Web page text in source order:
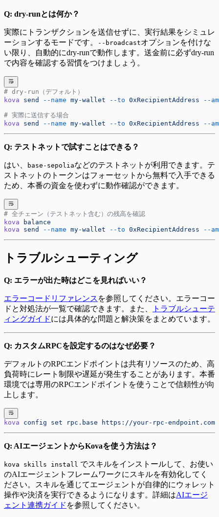
Q: dry-runとは何か？
実際にトランザクションを送信せずに、実行結果をシミュレ
ーションするモードです。
--broadcastオプションを付けな
い限り、自動的にdry-runで動作します。送金前に必ずdry-run
で内容を確認する習慣をつけましょう。
# dry-run（デフォルト）
kova send --name my-wallet --to 0xRecipientAddress --
# 実際に送信する場合
kova send --name my-wallet --to 0xRecipientAddress --
Q: テストネットで試すことはできる？
はい、 base-sepoliaなどのテストネットが利用できます。テ
ストネットのトークンはフォーセットから無料で入手できる
ため、本番の資金を使わずに動作確認ができます。
# 全チェーン（テストネット含む）の残高を確認
kova balance
kova send --name my-wallet --to 0xRecipientAddress --
トラブルシューティング
Q: エラーが出た時はどこを見ればいい？
エラーコードリファレンス を参照してください。エラーコー
ドと対処法が一覧で確認できます。また、
トラブルシューテ
ィングガイドには具体的な問題と解決策をまとめています。
Q: カスタムRPCを設定するのはなぜ必要？
デフォルトのRPCエンドポイントは共有リソースのため、高
負荷時にレート制限や遅延が発生することがあります。本番
環境では専用のRPCエンドポイントを使うことで信頼性が向
上します。
kova config set rpc.base https://your-rpc-endpoint.com
Q: AIエージェントからKovaを使う方法は？
kova skills install でスキルをインストールして、お使い
のAIエージェントフレームワークにスキルを有効化してく
ださい。スキルを通じてエージェントが自律的にウォレット
操作や決済を実行できるようになります。詳細はAIエージ
ェント連携ガイド を参照してください。